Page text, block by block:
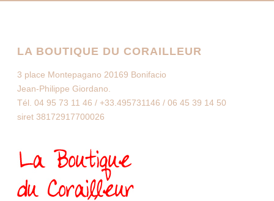
LA BOUTIQUE DU CORAILLEUR
3 place Montepagano 20169 Bonifacio
Jean-Philippe Giordano.
Tél. 04 95 73 11 46 / +33.495731146 / 06 45 39 14 50
siret 38172917700026